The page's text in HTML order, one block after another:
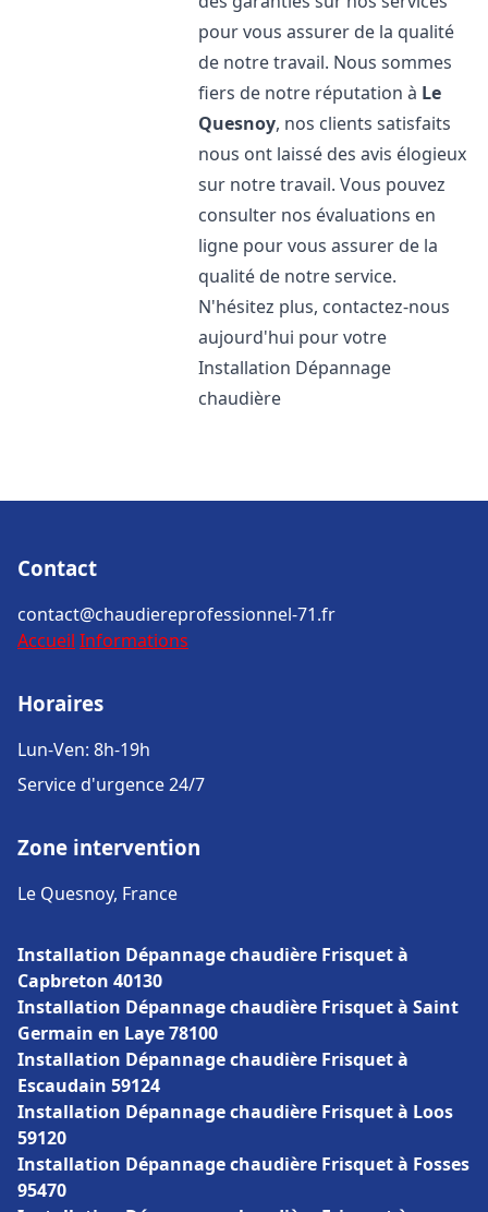
pour vous assurer de la qualité
de notre travail. Nous sommes
fiers de notre réputation à Le
Quesnoy, nos clients satisfaits
nous ont laissé des avis élogieux
sur notre travail. Vous pouvez
consulter nos évaluations en
ligne pour vous assurer de la
qualité de notre service.
N'hésitez plus, contactez-nous
aujourd'hui pour votre
Installation Dépannage
chaudière
Contact
contact@chaudiereprofessionnel-71.fr
Accueil Informations
Horaires
Lun-Ven: 8h-19h
Service d'urgence 24/7
Zone intervention
Le Quesnoy, France
Installation Dépannage chaudière Frisquet à
Capbreton 40130
Installation Dépannage chaudière Frisquet à Saint
Germain en Laye 78100
Installation Dépannage chaudière Frisquet à
Escaudain 59124
Installation Dépannage chaudière Frisquet à Loos
59120
Installation Dépannage chaudière Frisquet à Fosses
95470